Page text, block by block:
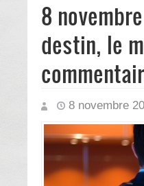
8
destin, le
8 novembre